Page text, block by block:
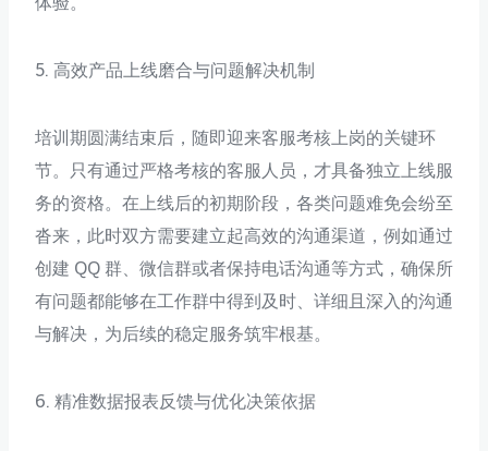
5. 高效产品上线磨合与问题解决机制
培训期圆满结束后，随即迎来客服考核上岗的关键环
节。只有通过严格考核的客服人员，才具备独立上线服
务的资格。在上线后的初期阶段，各类问题难免会纷至
沓来，此时双方需要建立起高效的沟通渠道，例如通过
创建 QQ 群、微信群或者保持电话沟通等方式，确保所
有问题都能够在工作群中得到及时、详细且深入的沟通
与解决，为后续的稳定服务筑牢根基。
6. 精准数据报表反馈与优化决策依据